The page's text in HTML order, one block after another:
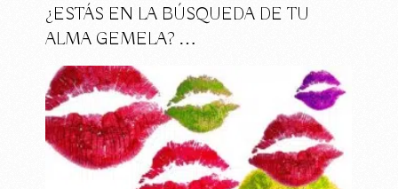
¿ESTÁS EN LA BÚSQUEDA DE TU
ALMA GEMELA? …